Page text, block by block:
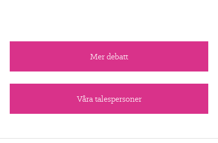
Mer debatt
Våra talespersoner